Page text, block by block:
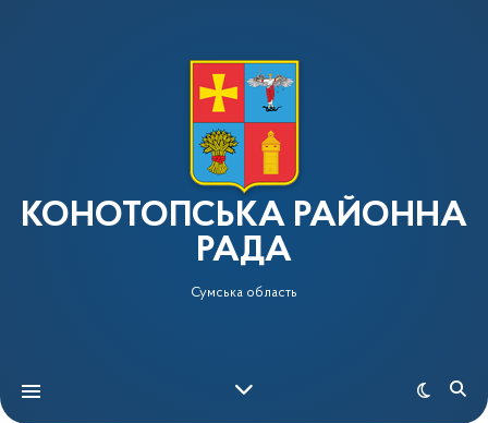
КОНОТОПСЬКА РАЙОННА
РАДА
Сумська область